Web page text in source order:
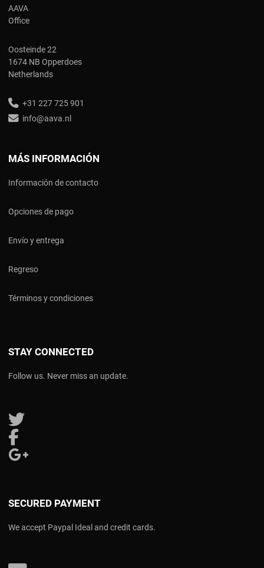
AAVA
Office
Oosteinde 22
1674 NB Opperdoes
Netherlands
+31 227 725 901
info@aava.nl
MÁS INFORMACIÓN
Información de contacto
Opciones de pago
Envío y entrega
Regreso
Términos y condiciones
STAY CONNECTED
Follow us. Never miss an update.
Follow us on Twitter
SECURED PAYMENT
We accept Paypal Ideal and credit cards.